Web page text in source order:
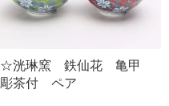
☆洸琳窯 鉄仙花 亀甲
彫茶付 ペア